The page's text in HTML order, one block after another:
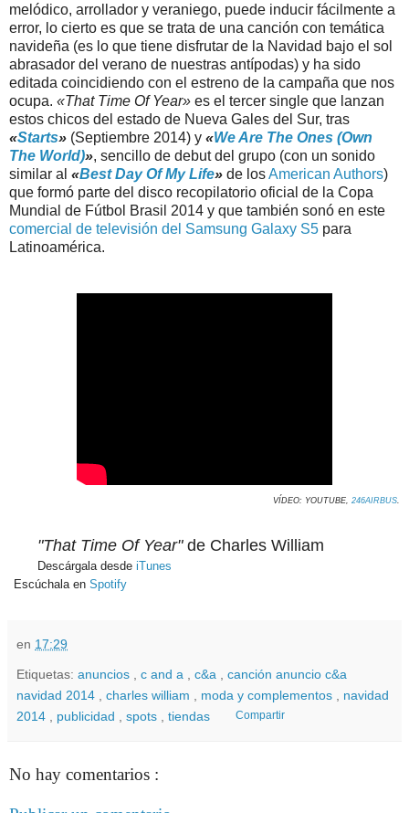
melódico, arrollador y veraniego, puede inducir fácilmente a
error, lo cierto es que se trata de una canción con temática
navideña (es lo que tiene disfrutar de la Navidad bajo el sol
abrasador del verano de nuestras antípodas) y ha sido
editada coincidiendo con el estreno de la campaña que nos
ocupa. «That Time Of Year» es el tercer single que lanzan
estos chicos del estado de Nueva Gales del Sur, tras
«Starts» (Septiembre 2014) y «We Are The Ones (Own
The World)», sencillo de debut del grupo (con un sonido
similar al «Best Day Of My Life» de losAmerican Authors)
que formó parte del disco recopilatorio oficial de la Copa
Mundial de Fútbol Brasil 2014 y que también sonó en este
comercial de televisión del Samsung Galaxy S5 para
Latinoamérica.
VÍDEO: YOUTUBE, 246AIRBUS
"That Time Of Year"de Charles William
Descárgala desde iTunes
Escúchala en Spotify
en 17:29
Etiquetas: anuncios c and a c&a
canción anuncio c&a
navidad 2014
charles william moda y complementos
navidad
2014
publicidad spots tiendas Compartir
No hay comentarios :